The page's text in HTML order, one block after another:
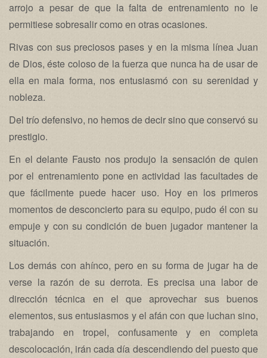
arrojo a pesar de que la falta de entrenamiento no le
permitiese sobresalir como en otras ocasiones.
Rivas con sus preciosos pases y en la misma línea Juan
de Dios, éste coloso de la fuerza que nunca ha de usar de
ella en mala forma, nos entusiasmó con su serenidad y
nobleza.
Del trío defensivo, no hemos de decir sino que conservó su
prestigio.
En el delante Fausto nos produjo la sensación de quien
por el entrenamiento pone en actividad las facultades de
que fácilmente puede hacer uso. Hoy en los primeros
momentos de desconcierto para su equipo, pudo él con su
empuje y con su condición de buen jugador mantener la
situación.
Los demás con ahínco, pero en su forma de jugar ha de
verse la razón de su derrota. Es precisa una labor de
dirección técnica en el que aprovechar sus buenos
elementos, sus entusiasmos y el afán con que luchan sino,
trabajando en tropel, confusamente y en completa
descolocación, irán cada día descendiendo del puesto que